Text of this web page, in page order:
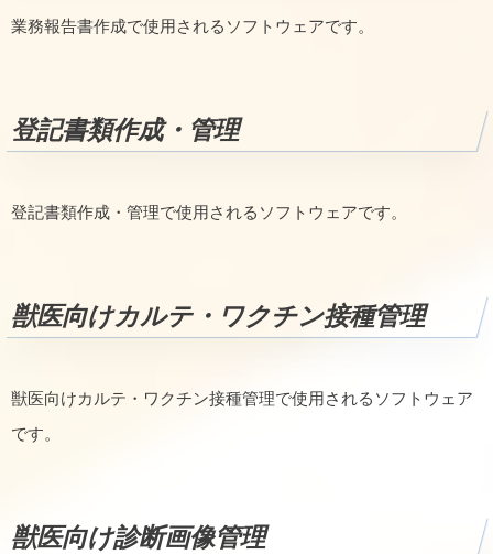
業務報告書作成で使用されるソフトウェアです。
登記書類作成・管理
登記書類作成・管理で使用されるソフトウェアです。
獣医向けカルテ・ワクチン接種管理
獣医向けカルテ・ワクチン接種管理で使用されるソフトウェア
です。
獣医向け診断画像管理